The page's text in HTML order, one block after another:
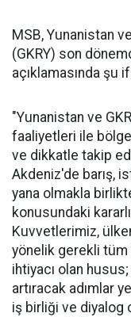
MSB, Yunanistan
(GKRY) son
açıklamasında şu
"Yunanistan ve
faaliyetleri ile
ve dikkatle takip
Akdeniz'de barış,
yana olmakla
konusundaki
Kuvvetlerimiz,
yönelik gerekli tüm
ihtiyacı olan
artıracak adımlar
iş birliği ve diyalog